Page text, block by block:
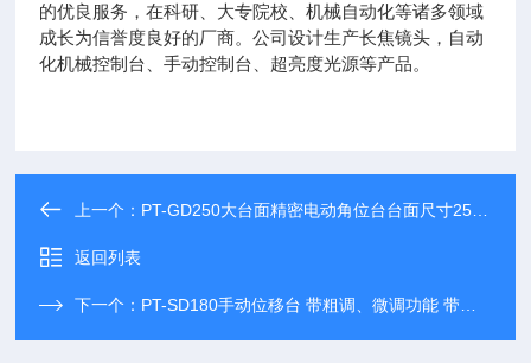
的优良服务，在科研、大专院校、机械自动化等诸多领域
成长为信誉度良好的厂商。公司设计生产长焦镜头，自动
化机械控制台、手动控制台、超亮度光源等产品。
上一个： PT-GD250大台面精密电动角位台台面尺寸250*340mm
返回列表
下一个： PT-SD180手动位移台 带粗调、微调功能 带刻度